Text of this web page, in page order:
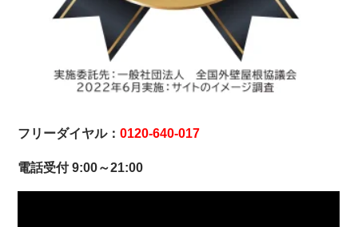
フリーダイヤル：0120-640-017
電話受付 9:00～21:00